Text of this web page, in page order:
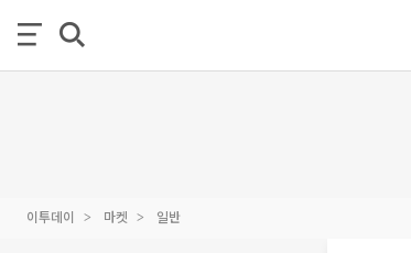
이투데이 마켓 일반